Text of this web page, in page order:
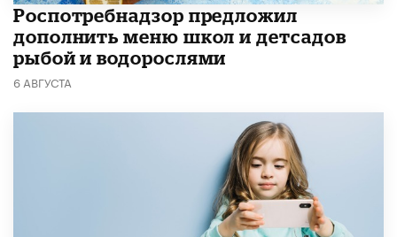
Роспотребнадзор предложил
дополнить меню школ и детсадов
рыбой и водорослями
6 АВГУСТА